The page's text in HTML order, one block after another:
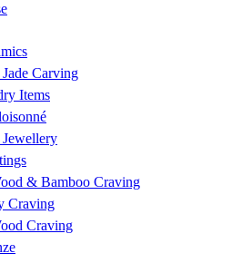
Carving
Items
& Bamboo Craving
Craving
Craving